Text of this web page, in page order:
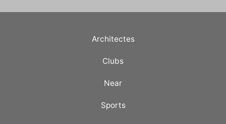
Architectes
Clubs
Near
Sports